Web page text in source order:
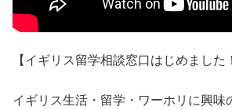
【イギリス留学相談窓口はじめました
イギリス生活・留学・ワーホリに興味